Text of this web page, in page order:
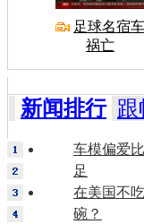
足球名宿车
祸亡
新闻排行 跟
车模偏爱
足
在美国不
碗？